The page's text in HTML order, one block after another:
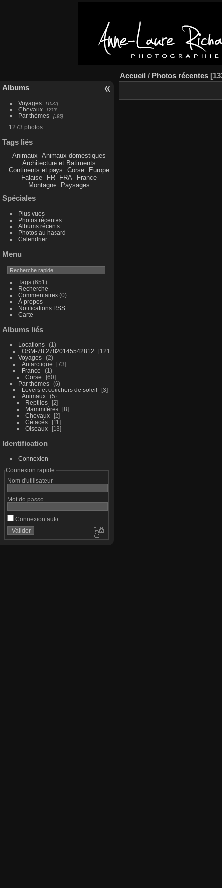
Albums
Voyages 1037
Chevaux 233
Par thèmes 195
1273 photos
Tags liés
Animaux Animaux domestiques
Architecture et Batiments
Continents et pays
Corse
Europe
Falaise
FR FRA
France
Montagne
Paysages
Spéciales
Plus vues
Photos récentes
Albums récents
Photos au hasard
Calendrier
Menu
Tags(651)
Recherche
Commentaires(0)
À propos
Notifications RSS
Carte
Albums liés
Locations
1
OSM-78.27820145542812
121
Voyages
2
Antarctique
73
France
1
Corse
60
Par thèmes
6
Levers et couchers de soleil
3
Animaux
5
Reptiles
2
Mammifères
8
Chevaux
2
Cétacés
11
Oiseaux
13
Identification
Connexion
Connexion rapide
Nom d'utilisateur
Mot de passe
Connexion auto
Accueil / Photos récentes